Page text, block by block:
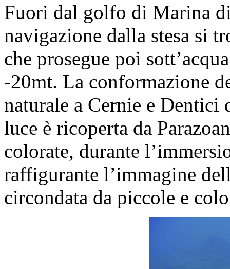
Fuori dal golfo di Marina
navigazione dalla stesa si
che prosegue poi
-20mt. La conformazione
naturale a Cernie e Dentici
luce è ricoperta da
colorate, durante
raffigurante l’immagine
circondata da piccole e